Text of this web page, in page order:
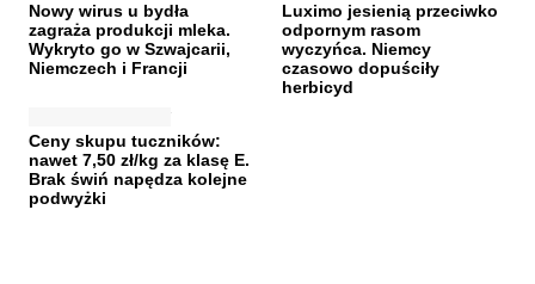
Nowy wirus u bydła
zagraża produkcji mleka.
Wykryto go w Szwajcarii,
Niemczech i Francji
Luximo jesienią przeciwko
odpornym rasom
wyczyńca. Niemcy
czasowo dopuściły
herbicyd
Ceny skupu tuczników:
nawet 7,50 zł/kg za klasę E.
Brak świń napędza kolejne
podwyżki